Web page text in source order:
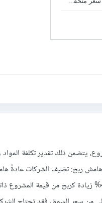
يتضمن ذلك تقدير تكلفة المواد
هامش ربح: تضيف الشركات عادةً
تكلفة المشروع لتغطية تكاليفها العامة وتحقيق الربح بعد ذلك، بالغالب 40% زيادة